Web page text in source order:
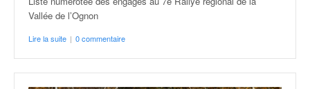
Vallée de l’Ognon
Lire la suite | 0 commentaire